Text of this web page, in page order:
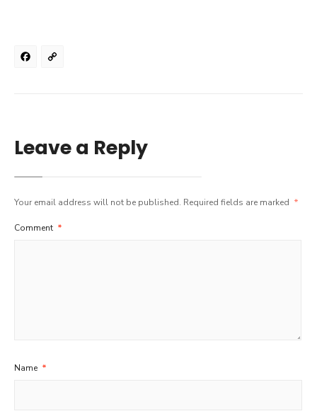
Facebook
Leave a Reply
Your email address will not be published. Required fields are marked *
Comment *
Name *